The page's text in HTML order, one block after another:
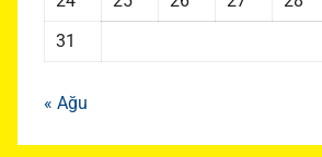
31
« Ağu